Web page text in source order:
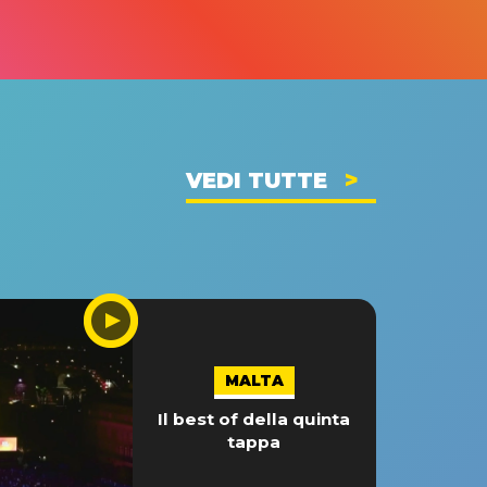
VEDI TUTTE
MALTA
Il best of della quinta
tappa